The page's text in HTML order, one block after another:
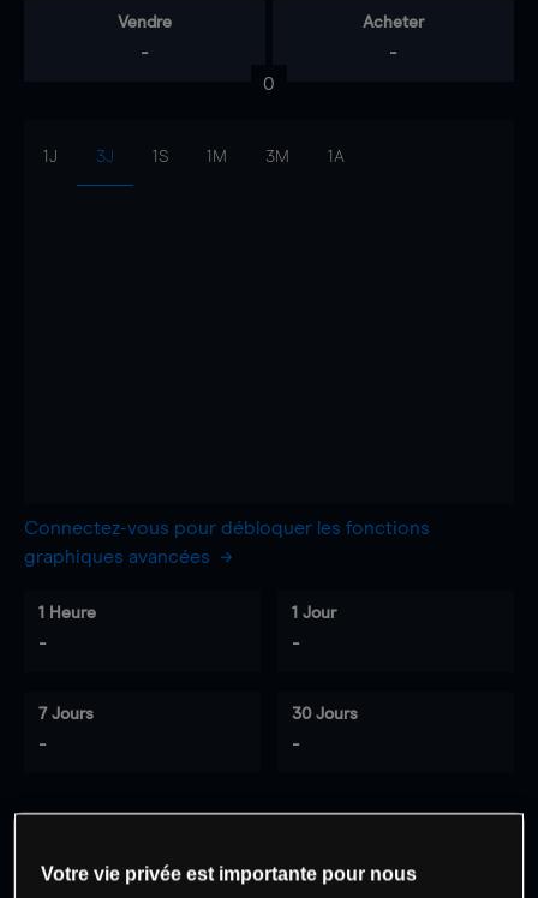
Vendre
-
Acheter
-
0
1J 3J 1S 1M 3M 1A
Connectez-vous pour débloquer les fonctions
graphiques avancées
1 Heure
-
1 Jour
-
7 Jours
-
30 Jours
-
cet actif
Votre vie privée est importante pour nous